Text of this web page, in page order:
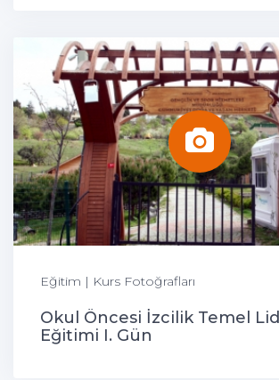
Eğitim | Kurs Fotoğrafları
Okul Öncesi İzcilik Temel
Eğitimi I. Gün